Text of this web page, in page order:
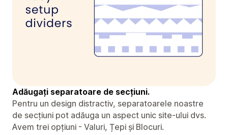
Adăugați separatoare de secțiuni.
Pentru un design distractiv, separatoarele noastre
de secțiuni pot adăuga un aspect unic site-ului dvs.
Avem trei opțiuni - Valuri, Țepi și Blocuri.